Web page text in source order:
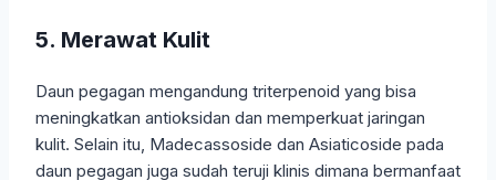
5. Merawat Kulit
Daun pegagan mengandung triterpenoid yang bisa
meningkatkan antioksidan dan memperkuat jaringan
kulit. Selain itu, Madecassoside dan Asiaticoside pada
daun pegagan juga sudah teruji klinis dimana bermanfaat